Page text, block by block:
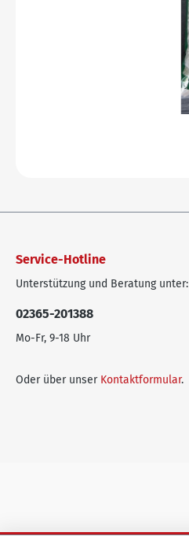
Service-Hotline
Unterstützung und Beratung unter:
02365-201388
Mo-Fr, 9-18 Uhr
Oder über unser Kontaktformular.